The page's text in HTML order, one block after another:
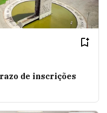
de inscrições